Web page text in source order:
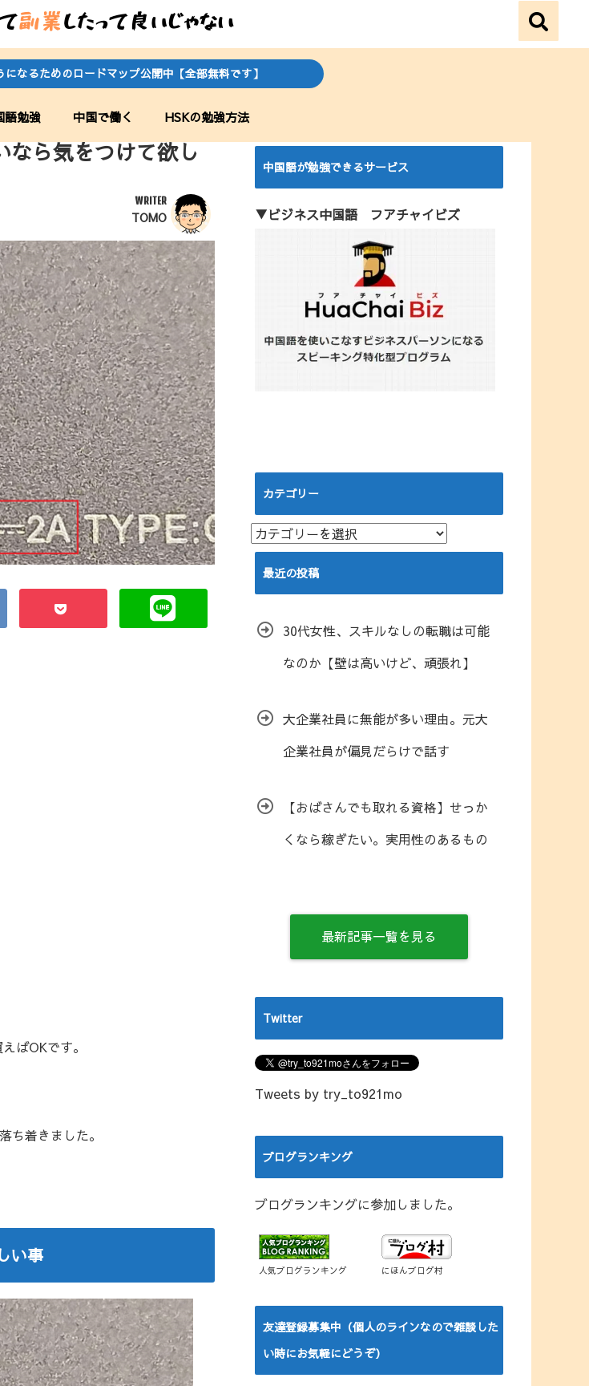
なるためのロードマップ公開中【全部無料です】
語勉強 中国で働く HSKの勉強方法
なら気をつけて欲し
WRITER
TOMO
ばOKです。
ち着きました。
い事
中国語が勉強できるサービス
▼ビジネス中国語 フアチャイビズ
カテゴリー
カ
テ
最近の投稿
30代女性、スキルなしの転職は可能
なのか【壁は高いけど、頑張れ】
大企業社員に無能が多い理由。元大
企業社員が偏見だらけで話す
【おばさんでも取れる資格】せっか
くなら稼ぎたい。実用性のあるもの
最新記事一覧を見る
Twitter
Tweets by try_to921mo
ブログランキング
ブログランキングに参加しました。
人気ブログランキング にほんブログ村
友達登録募集中（個人のラインなので雑談した
い時にお気軽にどうぞ）